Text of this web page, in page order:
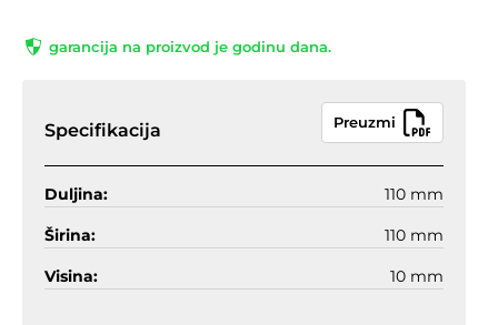
garancija na proizvod je godinu dana.
Specifikacija Preuzmi
Duljina: 110 mm
Širina: 110 mm
Visina: 10 mm